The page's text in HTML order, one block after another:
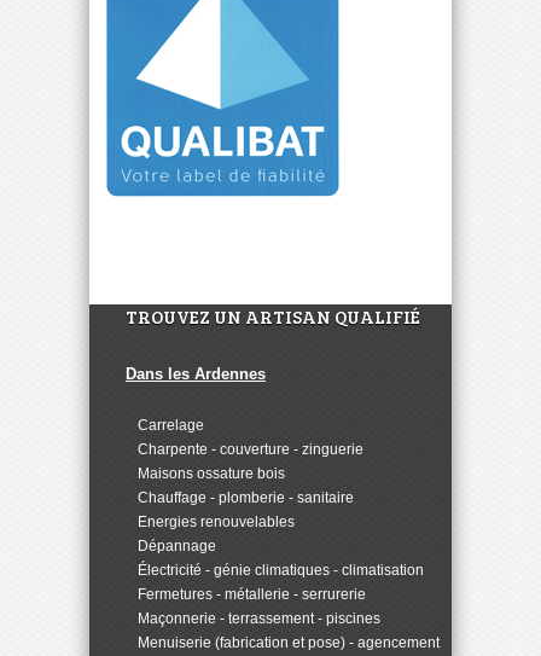
TROUVEZ UN ARTISAN QUALIFIÉ
Dans les Ardennes
Carrelage
Charpente - couverture - zinguerie
Maisons ossature bois
Chauffage - plomberie - sanitaire
Energies renouvelables
Dépannage
Électricité - génie climatiques - climatisation
Fermetures - métallerie - serrurerie
Maçonnerie - terrassement - piscines
Menuiserie (fabrication et pose) - agencement